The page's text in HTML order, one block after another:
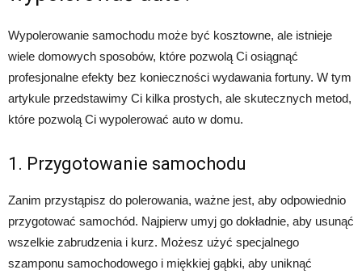
Wypolerowanie samochodu może być kosztowne, ale istnieje
wiele domowych sposobów, które pozwolą Ci osiągnąć
profesjonalne efekty bez konieczności wydawania fortuny. W tym
artykule przedstawimy Ci kilka prostych, ale skutecznych metod,
które pozwolą Ci wypolerować auto w domu.
1. Przygotowanie samochodu
Zanim przystąpisz do polerowania, ważne jest, aby odpowiednio
przygotować samochód. Najpierw umyj go dokładnie, aby usunąć
wszelkie zabrudzenia i kurz. Możesz użyć specjalnego
szamponu samochodowego i miękkiej gąbki, aby uniknąć